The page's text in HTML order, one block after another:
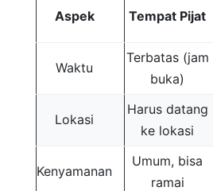
Aspek Tempat Pijat
Waktu
Terbatas (jam
buka)
Lokasi
Harus datang
ke lokasi
Kenyamanan
Umum, bisa
ramai